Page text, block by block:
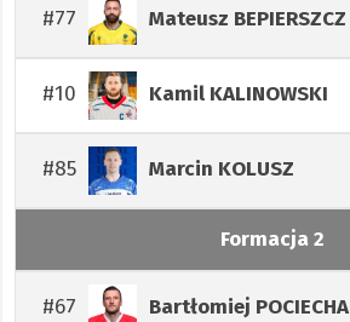
#77 Mateusz BEPIERSZCZ
#10 Kamil KALINOWSKI
#85 Marcin KOLUSZ
Formacja 2
#67 Bartłomiej POCIECHA